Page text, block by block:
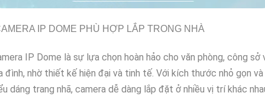
IP DOME PHÙ HỢP LẮP TRONG NHÀ
IP Dome là sự lựa chọn hoàn hảo cho văn phòng, công sở
đình, nhờ thiết kế hiện đại và tinh tế. Với kích thước nhỏ gọn và
dáng trang nhã, camera dễ dàng lắp đặt ở nhiều vị trí khác